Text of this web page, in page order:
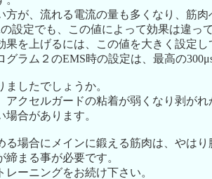
方が、流れる電流の量も多くなり、筋
設定でも、この値によって効果は違っ
果を上げるには、この値を大きく設定
グラム２のEMS時の設定は、最高の
ましたでしょうか。
アクセルガードの粘着が弱くなり剥が
場合があります。
る場合にメインに鍛える筋肉は、やは
締まる事が必要です。
レーニングをお続け下さい。